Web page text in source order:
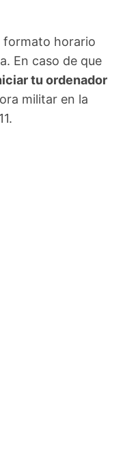
formato horario
En caso de que
tu ordenador
militar en la